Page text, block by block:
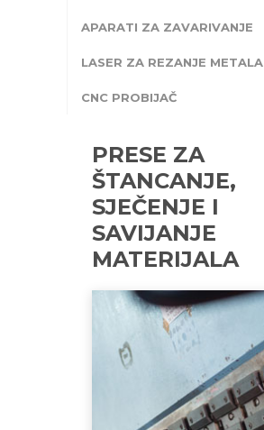
APARATI ZA ZAVARIVANJE
LASER ZA REZANJE METALA
CNC PROBIJAČ
PRESE ZA
ŠTANCANJE,
SJEČENJE I
SAVIJANJE
MATERIJALA